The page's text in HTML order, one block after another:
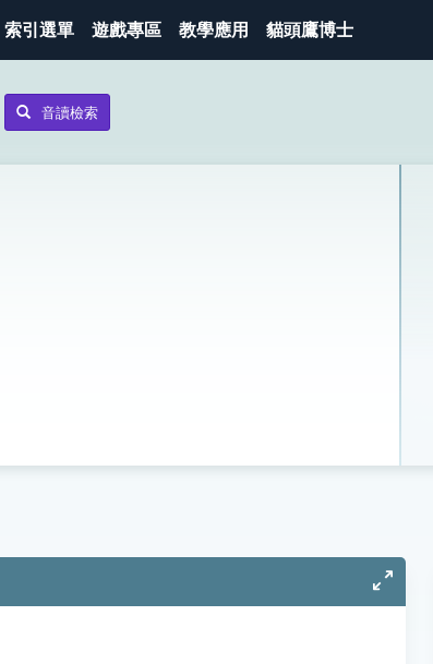
索引選單 遊戲專區 教學應用 貓頭鷹博士
音讀檢索